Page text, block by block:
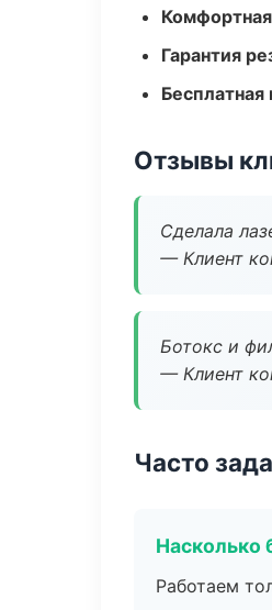
Гарантия
Бесплатная
Отзывы
Сделала
— Клиент
Ботокс и
— Клиент
Часто
Насколько
Работаем